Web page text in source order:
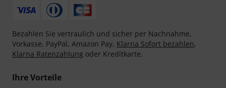
Bezahlen Sie vertraulich und sicher per Nachnahme,
Vorkasse, PayPal, Amazon Pay, Klarna Sofort bezahlen,
Klarna Ratenzahlung oder Kreditkarte.
Ihre Vorteile